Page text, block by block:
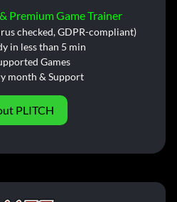
Premium Game Trainer
checked, GDPR-compliant)
in less than 5 min
Games
month & Support
PLITCH